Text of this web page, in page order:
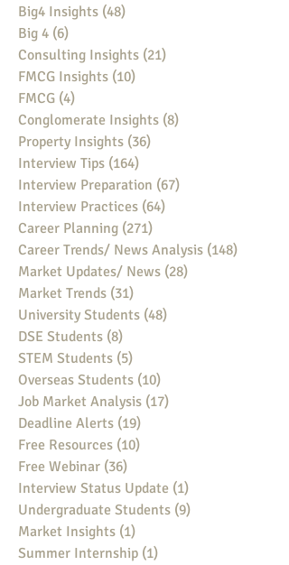
Big4 Insights (48)
Big 4 (6)
Consulting Insights (21)
FMCG Insights (10)
FMCG (4)
Conglomerate Insights (8)
Property Insights (36)
Interview Tips (164)
Interview Preparation (67)
Interview Practices (64)
Career Planning (271)
Career Trends/ News Analysis (148)
Market Updates/ News (28)
Market Trends (31)
University Students (48)
DSE Students (8)
STEM Students (5)
Overseas Students (10)
Job Market Analysis (17)
Deadline Alerts (19)
Free Resources (10)
Free Webinar (36)
Interview Status Update (1)
Undergraduate Students (9)
Market Insights (1)
Summer Internship (1)